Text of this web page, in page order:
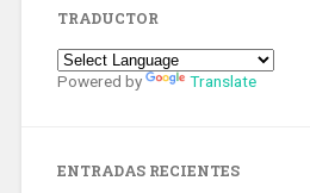
TRADUCTOR
Powered by Translate
ENTRADAS RECIENTES